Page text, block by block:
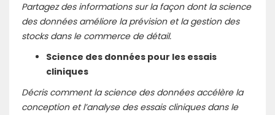
Partagez des informations sur la façon dont la science
des données améliore la prévision et la gestion des
stocks dans le commerce de détail.
Science des données pour les essais
cliniques
Décris comment la science des données accélère la
conception et l’analyse des essais cliniques dans le